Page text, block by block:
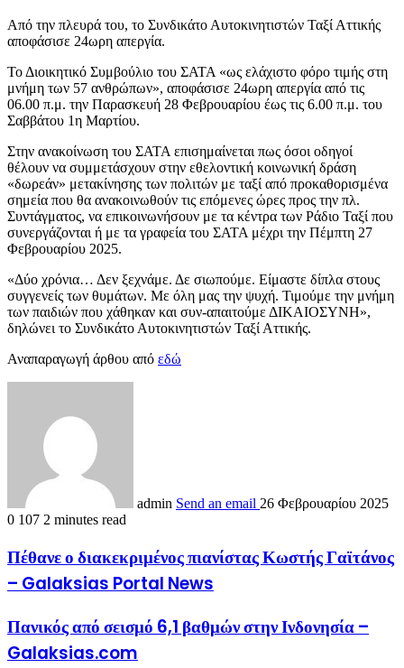
Από την πλευρά του, το Συνδικάτο Αυτοκινητιστών Ταξί Αττικής
αποφάσισε 24ωρη απεργία.
Το Διοικητικό Συμβούλιο του ΣΑΤΑ «ως ελάχιστο φόρο τιμής στη
μνήμη των 57 ανθρώπων», αποφάσισε 24ωρη απεργία από τις
06.00 π.μ. την Παρασκευή 28 Φεβρουαρίου έως τις 6.00 π.μ. του
Σαββάτου 1η Μαρτίου.
Στην ανακοίνωση του ΣΑΤΑ επισημαίνεται πως όσοι οδηγοί
θέλουν να συμμετάσχουν στην εθελοντική κοινωνική δράση
«δωρεάν» μετακίνησης των πολιτών με ταξί από προκαθορισμένα
σημεία που θα ανακοινωθούν τις επόμενες ώρες προς την πλ.
Συντάγματος, να επικοινωνήσουν με τα κέντρα των Ράδιο Ταξί που
συνεργάζονται ή με τα γραφεία του ΣΑΤΑ μέχρι την Πέμπτη 27
Φεβρουαρίου 2025.
«Δύο χρόνια… Δεν ξεχνάμε. Δε σιωπούμε. Είμαστε δίπλα στους
συγγενείς των θυμάτων. Με όλη μας την ψυχή. Τιμούμε την μνήμη
των παιδιών που χάθηκαν και συν-απαιτούμε ΔΙΚΑΙΟΣΥΝΗ»,
δηλώνει το Συνδικάτο Αυτοκινητιστών Ταξί Αττικής.
Αναπαραγωγή άρθου από εδώ
admin Send an email 26 Φεβρουαρίου 2025
0 107 2 minutes read
Πέθανε ο διακεκριμένος πιανίστας Κωστής Γαϊτάνος
– Galaksias Portal News
Πανικός από σεισμό 6,1 βαθμών στην Ινδονησία –
Galaksias.com